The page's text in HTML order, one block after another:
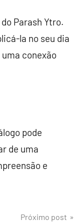
Parash Ytro.
la no seu dia
conexão
pode
de uma
e
Próximo post